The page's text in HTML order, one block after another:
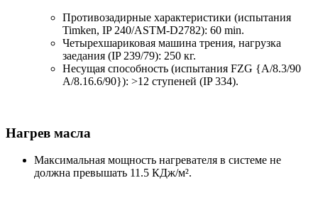
Противозадирные характеристики (испытания
Timken, IP 240/ASTM-D2782): 60 min.
Четырехшариковая машина трения, нагрузка
заедания (IP 239/79): 250 кг.
Несущая способность (испытания FZG {A/8.3/90
A/8.16.6/90}): >12 ступеней (IP 334).
Нагрев масла
Максимальная мощность нагревателя в системе не
должна превышать 11.5 КДж/м².